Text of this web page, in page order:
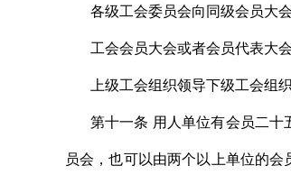
各级工会委员会向同级会员大
工会会员大会或者会员代表大
上级工会组织领导下级工会组织
第十一条 用人单位有会员二
员会，也可以由两个以上单位的